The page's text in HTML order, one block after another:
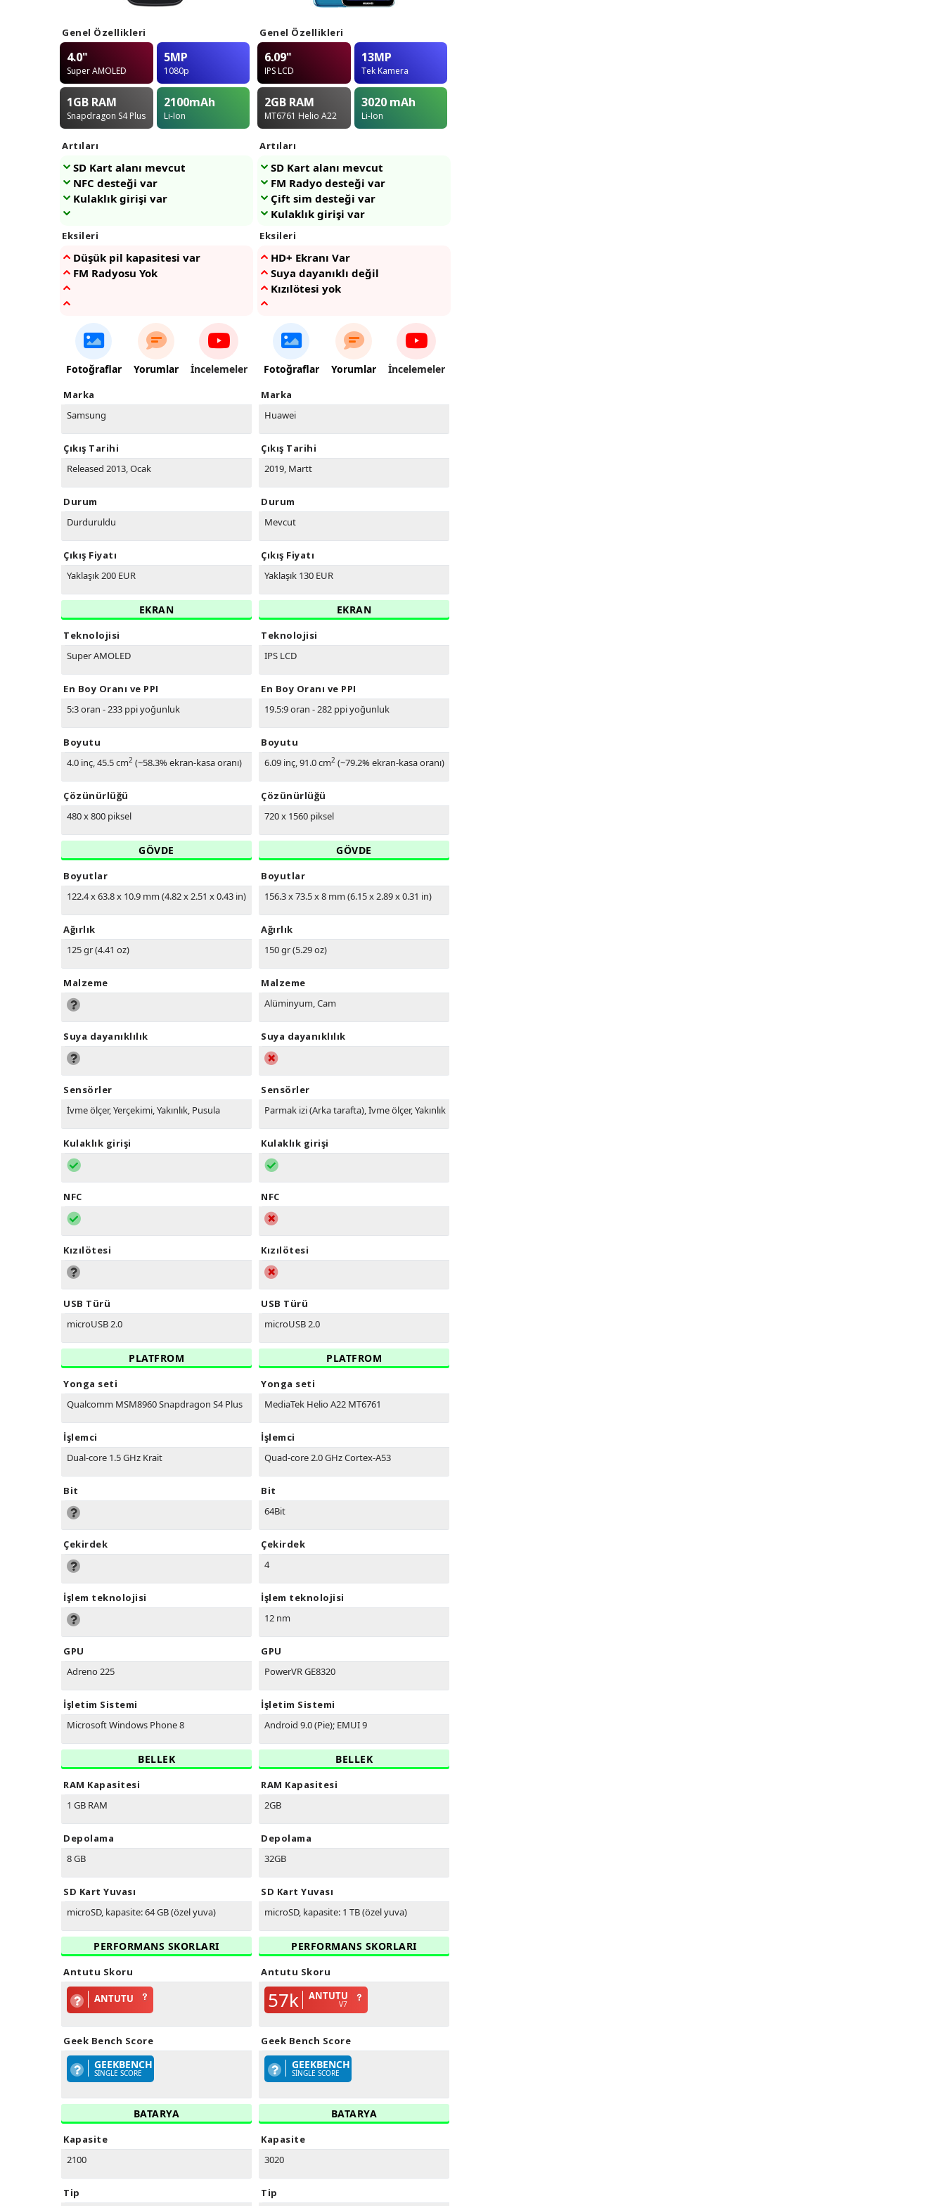
Genel Özellikleri
4.0"
Super AMOLED
5MP
1080p
1GB RAM
Snapdragon S4 Plus
2100mAh
Li-Ion
Artıları
SD Kart alanı mevcut
NFC desteği var
Kulaklık girişi var
Eksileri
Düşük pil kapasitesi var
FM Radyosu Yok
Fotoğraflar Yorumlar İncelemeler
Marka
Samsung
Çıkış Tarihi
Released 2013, Ocak
Durum
Durduruldu
Çıkış Fiyatı
Yaklaşık 200 EUR
EKRAN
Teknolojisi
Super AMOLED
En Boy Oranı ve PPI
5:3 oran - 233 ppi yoğunluk
Boyutu
4.0 inç, 45.5 cm2 (~58.3% ekran-kasa oranı)
Çözünürlüğü
480 x 800 piksel
GÖVDE
Boyutlar
122.4 x 63.8 x 10.9 mm (4.82 x 2.51 x 0.43 in)
Ağırlık
125 gr (4.41 oz)
Malzeme
Suya dayanıklılık
Sensörler
İvme ölçer, Yerçekimi, Yakınlık, Pusula
Kulaklık girişi
NFC
Kızılötesi
USB Türü
microUSB 2.0
PLATFROM
Yonga seti
Qualcomm MSM8960 Snapdragon S4 Plus
İşlemci
Dual-core 1.5 GHz Krait
Bit
Çekirdek
İşlem teknolojisi
GPU
Adreno 225
İşletim Sistemi
Microsoft Windows Phone 8
BELLEK
RAM Kapasitesi
1 GB RAM
Depolama
8 GB
SD Kart Yuvası
microSD, kapasite: 64 GB (özel yuva)
PERFORMANS SKORLARI
Antutu Skoru
ANTUTU
Geek Bench Score
GEEKBENCH
SINGLE SCORE
BATARYA
Kapasite
2100
Tip
Genel Özellikleri
6.09"
IPS LCD
13MP
Tek Kamera
2GB RAM
MT6761 Helio A22
3020mAh
Li-Ion
Artıları
SD Kart alanı mevcut
FM Radyo desteği var
Çift sim desteği var
Kulaklık girişi var
Eksileri
HD+ Ekranı Var
Suya dayanıklı değil
Kızılötesi yok
Fotoğraflar Yorumlar İncelemeler
Marka
Huawei
Çıkış Tarihi
2019, Martt
Durum
Mevcut
Çıkış Fiyatı
Yaklaşık 130 EUR
EKRAN
Teknolojisi
IPS LCD
En Boy Oranı ve PPI
19.5:9 oran - 282 ppi yoğunluk
Boyutu
6.09 inç, 91.0 cm2 (~79.2% ekran-kasa oranı)
Çözünürlüğü
720 x 1560 piksel
GÖVDE
Boyutlar
156.3 x 73.5 x 8 mm (6.15 x 2.89 x 0.31 in)
Ağırlık
150 gr (5.29 oz)
Malzeme
Alüminyum, Cam
Suya dayanıklılık
Sensörler
Parmak izi (Arka tarafta), İvme ölçer, Yakınlık
Kulaklık girişi
NFC
Kızılötesi
USB Türü
microUSB 2.0
PLATFROM
Yonga seti
MediaTek Helio A22 MT6761
İşlemci
Quad-core 2.0 GHz Cortex-A53
Bit
64Bit
Çekirdek
4
İşlem teknolojisi
12 nm
GPU
PowerVR GE8320
İşletim Sistemi
Android 9.0 (Pie); EMUI 9
BELLEK
RAM Kapasitesi
2GB
Depolama
32GB
SD Kart Yuvası
microSD, kapasite: 1 TB (özel yuva)
PERFORMANS SKORLARI
Antutu Skoru
57k ANTUTU
V7
Geek Bench Score
GEEKBENCH
SINGLE SCORE
BATARYA
Kapasite
3020
Tip